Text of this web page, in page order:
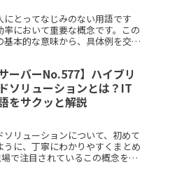
とってなじみのない用語です
において重要な概念です。この
本的な意味から、具体例を交え
サーバーNo.577】ハイブリ
ソリューションとは？IT
をサクッと解説
リューションについて、初めて
に、丁寧にわかりやすくまとめ
で注目されているこの概念を、